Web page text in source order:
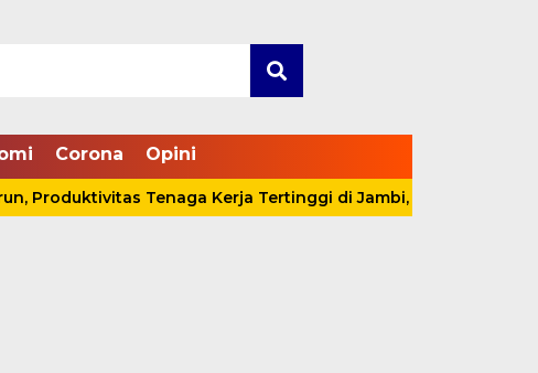
Corona Opini
Tenaga Kerja Tertinggi di Jambi, Tanjabbar Bidik